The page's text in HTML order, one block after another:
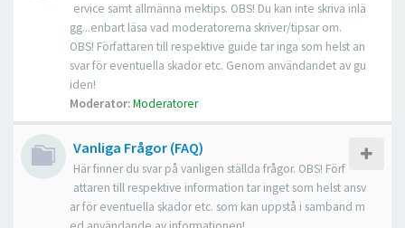
ervice samt allmänna mektips. OBS! Du kan inte skriva inlä
gg...enbart läsa vad moderatorerna skriver/tipsar om.
OBS! Författaren till respektive guide tar inga som helst an
svar för eventuella skador etc. Genom användandet av gu
iden!
Moderator:Moderatorer
Vanliga Frågor (FAQ)
Här finner du svar på vanligen ställda frågor. OBS! Förf
attaren till respektive information tar inget som helst ansv
ar för eventuella skador etc. som kan uppstå i samband m